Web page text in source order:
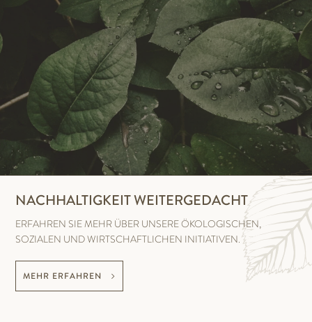
NACHHALTIGKEIT WEITERGEDACHT
ERFAHREN SIE MEHR ÜBER UNSERE ÖKOLOGISCHEN,
SOZIALEN UND WIRTSCHAFTLICHEN INITIATIVEN.
MEHR ERFAHREN